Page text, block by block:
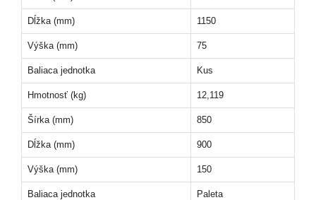
Dĺžka (mm) 1150
Výška (mm) 75
Baliaca jednotka Kus
Hmotnosť (kg) 12,119
Šírka (mm) 850
Dĺžka (mm) 900
Výška (mm) 150
Baliaca jednotka Paleta